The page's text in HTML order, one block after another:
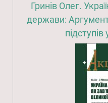
Гринів Олег.
держави: